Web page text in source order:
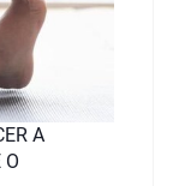
A
O